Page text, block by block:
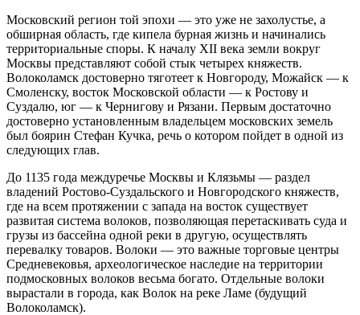
Московский регион той эпохи — это уже не захолустье, а
обширная область, где кипела бурная жизнь и начинались
территориальные споры. К началу XII века земли вокруг
Москвы представляют собой стык четырех княжеств.
Волоколамск достоверно тяготеет к Новгороду, Можайск — к
Смоленску, восток Московской области — к Ростову и
Суздалю, юг — к Чернигову и Рязани. Первым достаточно
достоверно установленным владельцем московских земель
был боярин Стефан Кучка, речь о котором пойдет в одной из
следующих глав.
До 1135 года междуречье Москвы и Клязьмы — раздел
владений Ростово-Суздальского и Новгородского княжеств,
где на всем протяжении с запада на восток существует
развитая система волоков, позволяющая перетаскивать суда и
грузы из бассейна одной реки в другую, осуществлять
перевалку товаров. Волоки — это важные торговые центры
Средневековья, археологическое наследие на территории
подмосковных волоков весьма богато. Отдельные волоки
вырастали в города, как Волок на реке Ламе (будущий
Волоколамск).